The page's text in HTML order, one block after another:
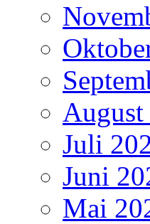
Juli
Juni
Mai